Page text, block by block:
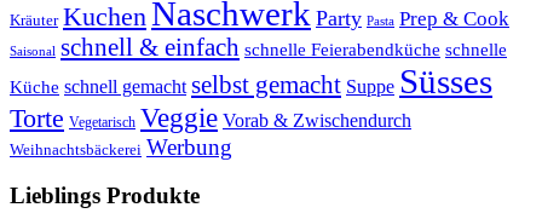
Kräuter Kuchen Naschwerk Party Pasta Prep & Cook
Saisonal schnell & einfach schnelle Feierabendküche schnelle
Küche schnell gemacht selbst gemacht Suppe Süsses
Torte Vegetarisch Veggie Vorab & Zwischendurch
Weihnachtsbäckerei Werbung
Lieblings Produkte